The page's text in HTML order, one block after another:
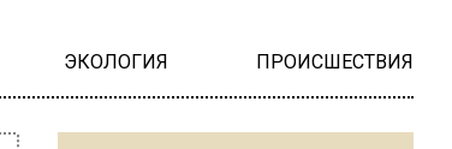
ЭКОЛОГИЯ ПРОИСШЕСТВИЯ